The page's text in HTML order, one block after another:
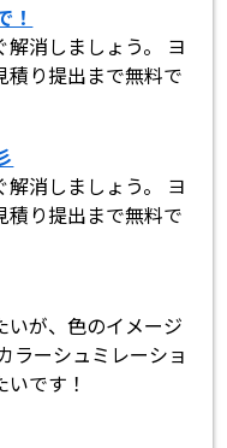
！
消しましょう。 ヨ
積り提出まで無料で
消しましょう。 ヨ
積り提出まで無料で
いが、色のイメージ
ラーシュミレーショ
です！